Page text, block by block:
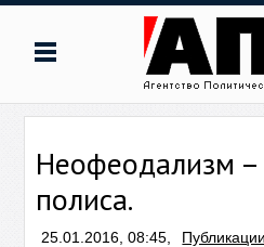
Неофеодализм –
полиса.
25.01.2016, 08:45, Публикации